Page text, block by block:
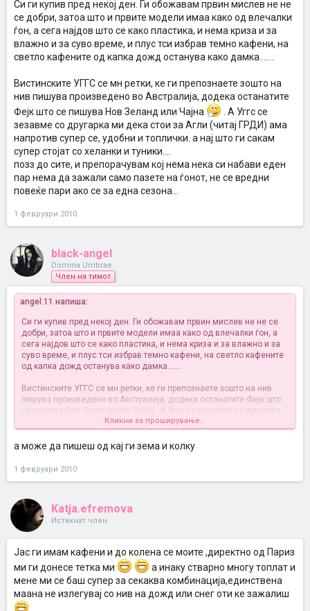
Си ги купив пред некој ден. Ги обожавам првин мислев не не
се добри, затоа што и првите модели имаа како од влечалки
ѓон, а сега најдов што се како пластика, и нема криза и за
влажно и за суво време, и плус тси избрав темно кафени, на
светло кафените од капка дожд останува како дамка.......
Вистинските УГГС се мн ретки, ке ги препознаете зошто на
нив пишува произведено во Австралија, додека останатите
Фејк што се пишува Нов Зеланд или Чајна
. А Уггс се
зезавме со другарка ми дека стои за Агли (читај ГРДИ) ама
напротив супер се, удобни и топлички. а нај што ги сакам
супер стојат со хеланки и туники....
позз до сите, и препорачувам кој нема нека си набави еден
пар нема да зажали само пазете на ѓонот, не се вредни
повеќе пари ако се за една сезона...
1 февруари 2010
black-angel
Domina Umbrae
Член на тимот
angel.11 напиша:
Си ги купив пред некој ден. Ги обожавам првин мислев не не се
добри, затоа што и првите модели имаа како од влечалки ѓон, а
сега најдов што се како пластика, и нема криза и за влажно и за
суво време, и плус тси избрав темно кафени, на светло кафените
од капка дожд останува како дамка.......
Вистинските УГГС се мн ретки, ке ги препознаете зошто на нив
пишува произведено во Австралија, додека останатите Фејк што
се пишува Нов Зеланд или Чајна
. А Уггс се зезавме со другарка
ми дека стои за Агли (читај ГРДИ) ама напротив супер се, удобни
и топлички. а нај што ги сакам супер стојат со хеланки и туники....
позз до сите, и препорачувам кој нема нека си набави еден пар
ако се за една сезона...
Кликни за проширување...
а може да пишеш од кај ги зема и колку
1 февруари 2010
Katja.efremova
Истакнат член
Јас ги имам кафени и до колена се моите ,директно од Париз
ми ги донесе тетка ми
а инаку стварно многу топлат и
мене ми се баш супер за секаква комбинација,единствена
маана не излегувај со нив на дожд или снег оти ке зажалиш